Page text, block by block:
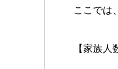
ここでは
【家族人